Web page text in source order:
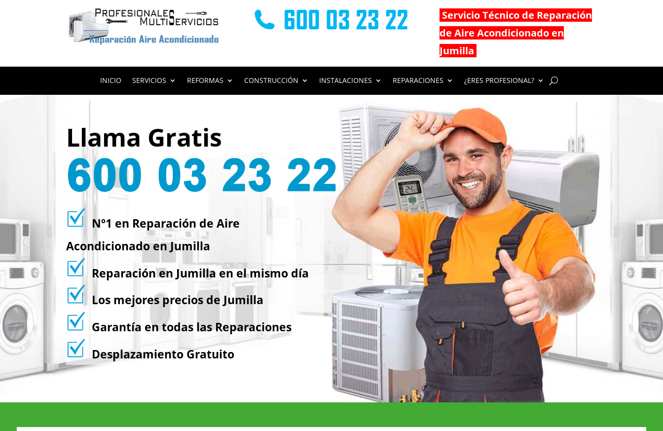
Servicio Técnico de Reparación
de Aire Acondicionado en
Jumilla
INICIO SERVICIOS REFORMAS CONSTRUCCIÓN INSTALACIONES REPARACIONES ¿ERES PROFESIONAL?
Llama Gratis
Nº1 en Reparación de Aire
Acondicionado en Jumilla
Reparación en Jumilla en el mismo día
Los mejores precios de Jumilla
Garantía en todas las Reparaciones
Desplazamiento Gratuito